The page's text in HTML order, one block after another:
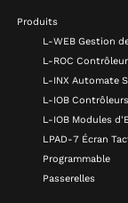
Produits
L-WEB Gestion
L-ROC
L-INX Automate
L-IOB
L-IOB Modules
LPAD-7 Écran
Programmable
Passerelles